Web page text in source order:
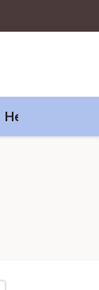
Heren